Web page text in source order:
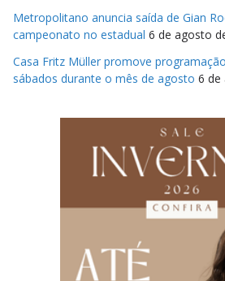
Metropolitano anuncia saída de Gian
campeonato no estadual 6 de agosto
Casa Fritz Müller promove
sábados durante o mês de agosto 6 de